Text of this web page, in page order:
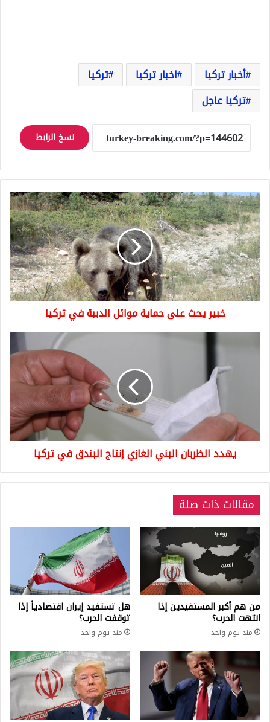
أخبار تركيا اخبار تركيا
تركيا
تركيا عاجل
نسخ الرابط
خبير
يحث
على
حماية
موائل
الدببة
في
تركيا
خبير يحث على حماية موائل الدببة في تركيا
الظربان
تركيا
يهدد الظربان البني الغازي إنتاج البندق في تركيا
مقالات ذات صلة
من هم أكبر المستفيدين إذا
انتهت الحرب؟
منذ يوم واحد
هل تستفيد إيران اقتصادياً إذا
توقفت الحرب؟
منذ يوم واحد